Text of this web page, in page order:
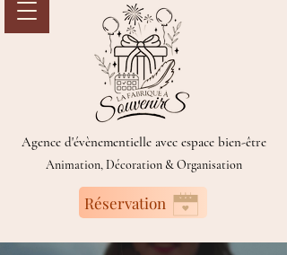
Réservation
Agence d'évènementielle avec espace bien-être
Animation, Décoration & Organisation